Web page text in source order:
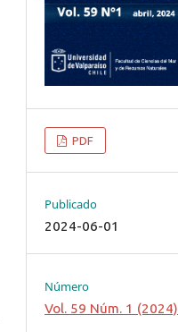
PDF
Publicado
2024-06-01
Número
Vol. 59 Núm. 1 (2024)